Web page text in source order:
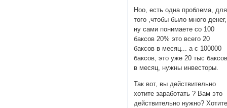
Ноо, есть одна проблема, для
того ,чтобы было много денег,
ну сами понимаете со 100
баксов 20% это всего 20
баксов в месяц... а с 100000
баксов, это уже 20 тыс
в месяц, нужны инвесторы.
Так вот, вы действительно
хотите заработать ? Вам это
действительно нужно?